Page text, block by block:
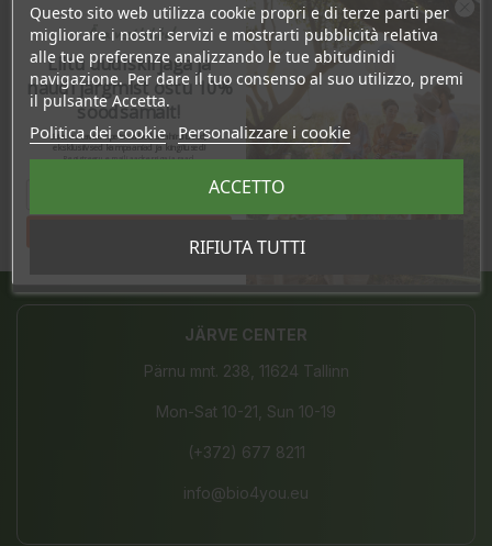
JÄRVE CENTER
Pärnu mnt. 238, 11624 Tallinn
Mon-Sat 10-21, Sun 10-19
(+372) 677 8211
info@bio4you.eu
Questo sito web utilizza cookie propri e di terze parti per
migliorare i nostri servizi e mostrarti pubblicità relativa
alle tue preferenze analizzando le tue abitudinidi
navigazione. Per dare il tuo consenso al suo utilizzo, premi
il pulsante Accetta.
Politica dei cookie Personalizzare i cookie
RIFIUTA TUTTI
ACCETTO
Ära veel lahku!
Liitu uudiskirjaga ja
naudi järgmist ostu 10%
soodsamalt!
Sind ootavad spetsiaalsed allahindlused,
eksklusiivsed kampaaniad ja kingitused!
Registreeru e-maili aadressiga ja saad